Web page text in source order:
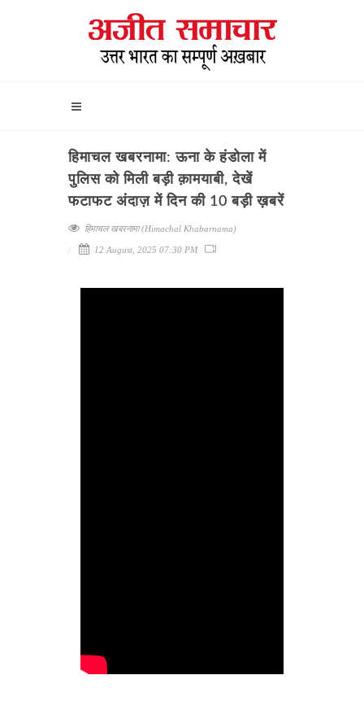
हिमाचल खबरनामा: ऊना के हंडोला में
पुलिस को मिली बड़ी क़ामयाबी, देखें
फटाफट अंदाज़ में दिन की 10 बड़ी ख़बरें
हिमाचल खबरनामा (Himachal Khabarnama)
12 August, 2025 07:30 PM